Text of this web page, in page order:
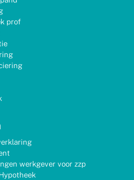
prof
werkgever voor zzp